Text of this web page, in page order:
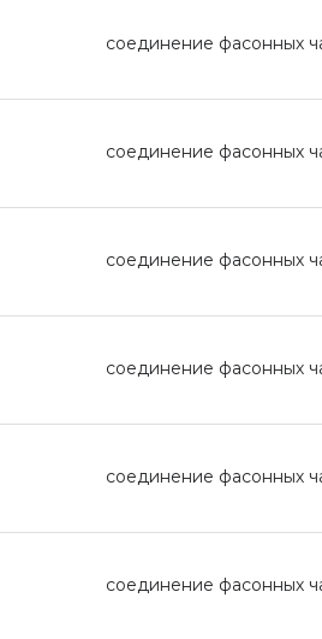
соединение фасонных
соединение фасонных
соединение фасонных
соединение фасонных
соединение фасонных
соединение фасонных